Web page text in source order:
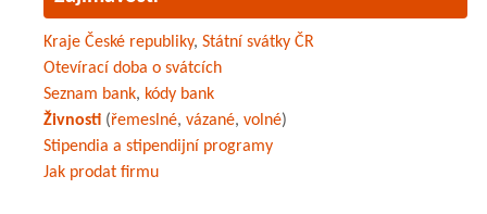
Kraje České republiky, Státní svátky ČR
Otevírací doba o svátcích
Seznam bank, kódy bank
Živnosti (řemeslné, vázané, volné)
Stipendia a stipendijní programy
Jak prodat firmu